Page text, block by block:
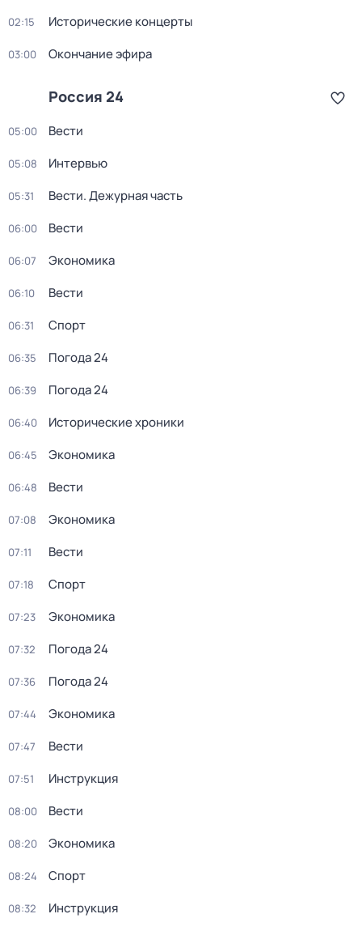
02:15 Исторические концерты
03:00 Окончание эфира
Россия 24
05:00 Вести
05:08 Интервью
05:31 Вести. Дежурная часть
06:00 Вести
06:07 Экономика
06:10 Вести
06:31 Спорт
06:35 Погода 24
06:39 Погода 24
06:40 Исторические хроники
06:45 Экономика
06:48 Вести
07:08 Экономика
07:11 Вести
07:18 Спорт
07:23 Экономика
07:32 Погода 24
07:36 Погода 24
07:44 Экономика
07:47 Вести
07:51 Инструкция
08:00 Вести
08:20 Экономика
08:24 Спорт
08:32 Инструкция